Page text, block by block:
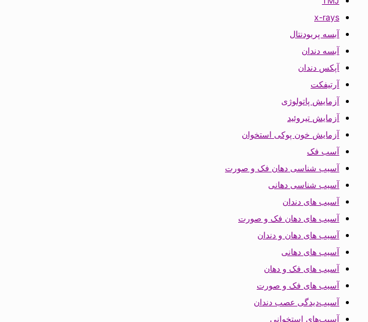
x-rays
آبسه پریودنتال
آبسه دندان
آپکس دندان
آرتیفکت
آزمایش پاتولوژی
آزمایش تیروئید
آزمایش خون پوکی استخوان
آسب فک
آسیب شناسی دهان فک و صورت
آسیب شناسی دهانی
آسیب های دندان
آسیب های دهان فک و صورت
آسیب های دهان و دندان
آسیب های دهانی
آسیب های فک و دهان
آسیب های فک و صورت
آسیب‌دیدگی عصب دندان
آسیب‌های استخوانی